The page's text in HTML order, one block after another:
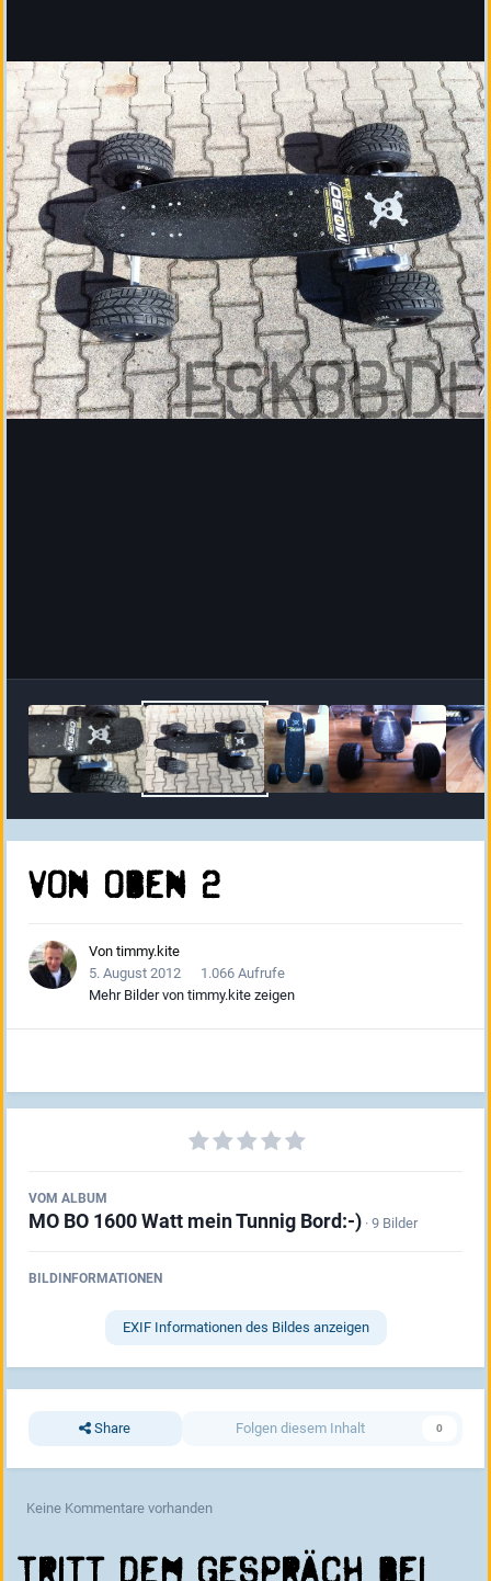
von oben 2
Von timmy.kite
5. August 2012
1.066 Aufrufe
Mehr Bilder von timmy.kite zeigen
VOM ALBUM
MO BO 1600 Watt mein Tunnig Bord:-) · 9 Bilder
BILDINFORMATIONEN
EXIF Informationen des Bildes anzeigen
Share Folgen diesem Inhalt 0
Keine Kommentare vorhanden
Tritt dem Gespräch bei